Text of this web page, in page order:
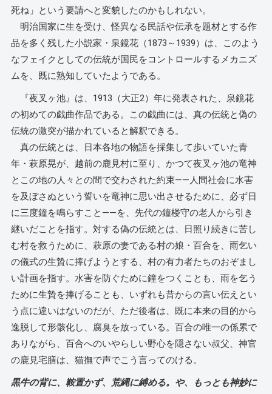
死ね」という要請へと変貌したのかもしれない。
明治国家に生を受け、怪異なる民話や伝承を題材とする作
品を多く残した小説家・泉鏡花（1873～1939）は、このよう
なフェイクとしての伝統が国民をコントロールするメカニズ
ムを、既に熟知していたようである。
『夜叉ヶ池』は、1913（大正2）年に発表された、泉鏡花
の初めての戯曲作品である。この戯曲には、真の伝統と偽の
伝統の激突が描かれていると解釈できる。
真の伝統とは、日本各地の物語を採集して歩いていた青
年・萩原晃が、越前の鹿見村に至り、かつて夜叉ヶ池の竜神
とこの地の人々との間で交わされた約束――人間社会に水害
を及ぼさぬという誓いを竜神に思い出させるために、必ず日
に三度鐘を鳴らすこと――を、先代の鐘楼守の老人から引き
継いだことを指す。対する偽の伝統とは、日照り続きに苦し
む村を救うために、萩原の妻である村の娘・百合を、雨乞い
の儀式の生贄に捧げようとする、村の有力者たちのおぞまし
い計画を指す。水害を防ぐために鐘をつくことも、雨を乞う
ために生贄を捧げることも、いずれも昔からの言い伝えとい
う点に違いはないのだが、ただ後者は、既に本来の目的から
逸脱して形骸化し、腐臭を放っている。百合の唯一の係累で
ありながら、百合へのいやらしい野心を隠さない叔父、神官
の鹿見宅膳は、猫撫で声でこう言ってのける。
黒牛の背に、鞍置かず、荒縄に縛める。や、もっとも神妙に